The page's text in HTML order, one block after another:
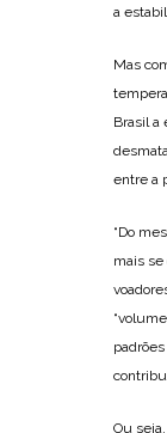
a
Mas
Brasil a
entre a
“Do
mais
Ou